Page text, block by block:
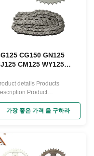
CG150 GN125
CM125 WY125
세트details Products
Product
Company Profile
Advantages FAQ
가장 좋은 가격 을 구하라